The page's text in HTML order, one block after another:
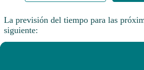
La previsión del tiempo para las
siguiente: